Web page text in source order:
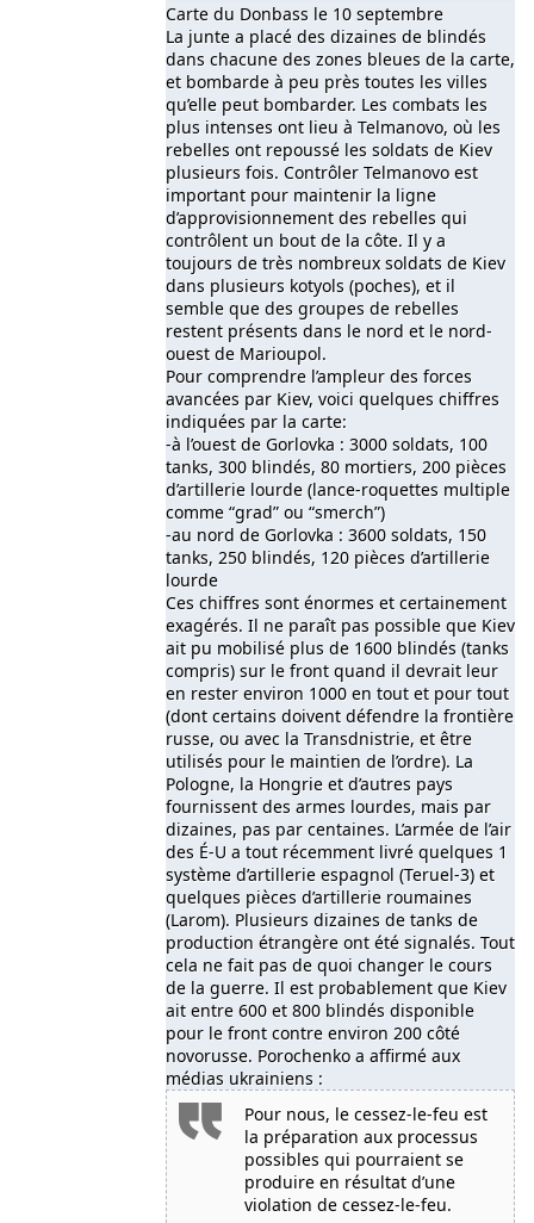
Carte du Donbass le 10 septembre
La junte a placé des dizaines de blindés
dans chacune des zones bleues de la carte,
et bombarde à peu près toutes les villes
qu’elle peut bombarder. Les combats les
plus intenses ont lieu à Telmanovo, où les
rebelles ont repoussé les soldats de Kiev
plusieurs fois. Contrôler Telmanovo est
important pour maintenir la ligne
d’approvisionnement des rebelles qui
contrôlent un bout de la côte. Il y a
toujours de très nombreux soldats de Kiev
dans plusieurs kotyols (poches), et il
semble que des groupes de rebelles
restent présents dans le nord et le nord-
ouest de Marioupol.
Pour comprendre l’ampleur des forces
avancées par Kiev, voici quelques chiffres
indiquées par la carte:
-à l’ouest de Gorlovka : 3000 soldats, 100
tanks, 300 blindés, 80 mortiers, 200 pièces
d’artillerie lourde (lance-roquettes multiple
comme “grad” ou “smerch”)
-au nord de Gorlovka : 3600 soldats, 150
tanks, 250 blindés, 120 pièces d’artillerie
lourde
Ces chiffres sont énormes et certainement
exagérés. Il ne paraît pas possible que Kiev
ait pu mobilisé plus de 1600 blindés (tanks
compris) sur le front quand il devrait leur
en rester environ 1000 en tout et pour tout
(dont certains doivent défendre la frontière
russe, ou avec la Transdnistrie, et être
utilisés pour le maintien de l’ordre). La
Pologne, la Hongrie et d’autres pays
fournissent des armes lourdes, mais par
dizaines, pas par centaines. L’armée de l’air
des É-U a tout récemment livré quelques 1
système d’artillerie espagnol (Teruel-3) et
quelques pièces d’artillerie roumaines
(Larom). Plusieurs dizaines de tanks de
production étrangère ont été signalés. Tout
cela ne fait pas de quoi changer le cours
de la guerre. Il est probablement que Kiev
ait entre 600 et 800 blindés disponible
pour le front contre environ 200 côté
novorusse. Porochenko a affirmé aux
médias ukrainiens :
Pour nous, le cessez-le-feu est
la préparation aux processus
possibles qui pourraient se
produire en résultat d’une
violation de cessez-le-feu.